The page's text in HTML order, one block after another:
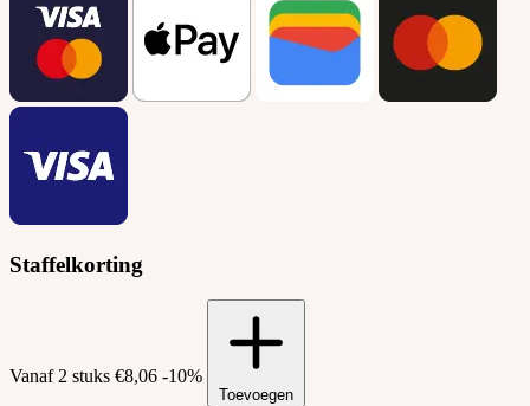
Staffelkorting
Vanaf 2 stuks €8,06 -10%
Toevoegen